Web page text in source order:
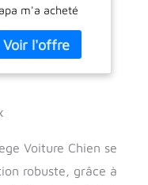
Housse Voiture
Rigide,
de siège
Chien,
Types de
Noir
m'a acheté
de voiture à
rigide, ce qui
40 % d'espace
chaque fois
je peux
Voiture Chien se
robuste, grâce à